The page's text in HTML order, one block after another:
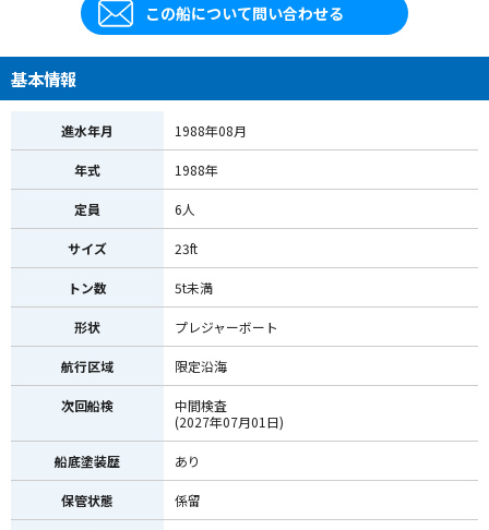
この船について問い合わせる
基本情報
進水年月 1988年08月
年式 1988年
定員 6人
サイズ 23ft
トン数 5t未満
形状 プレジャーボート
航行区域 限定沿海
次回船検
中間検査
(2027年07月01日)
船底塗装歴 あり
保管状態 係留